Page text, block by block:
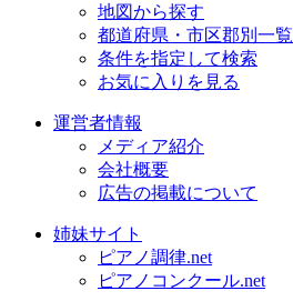
地図から探す
都道府県・市区郡別一覧
条件を指定して検索
お気に入りを見る
運営者情報
メディア紹介
会社概要
広告の掲載について
姉妹サイト
ピアノ調律.net
ピアノコンクール.net